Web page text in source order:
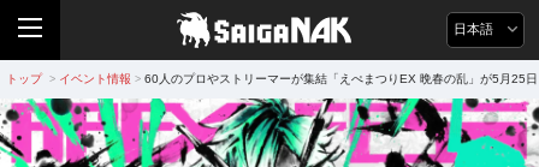
日本語
トップ > イベント情報 > 60人のプロやストリーマーが集結「えぺまつりEX 晩春の乱」が5月25